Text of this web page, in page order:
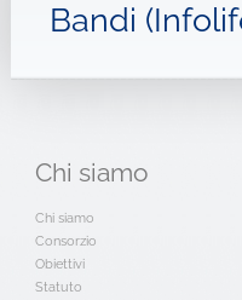
Bandi
Chi siamo
Chi siamo
Consorzio
Obiettivi
Statuto